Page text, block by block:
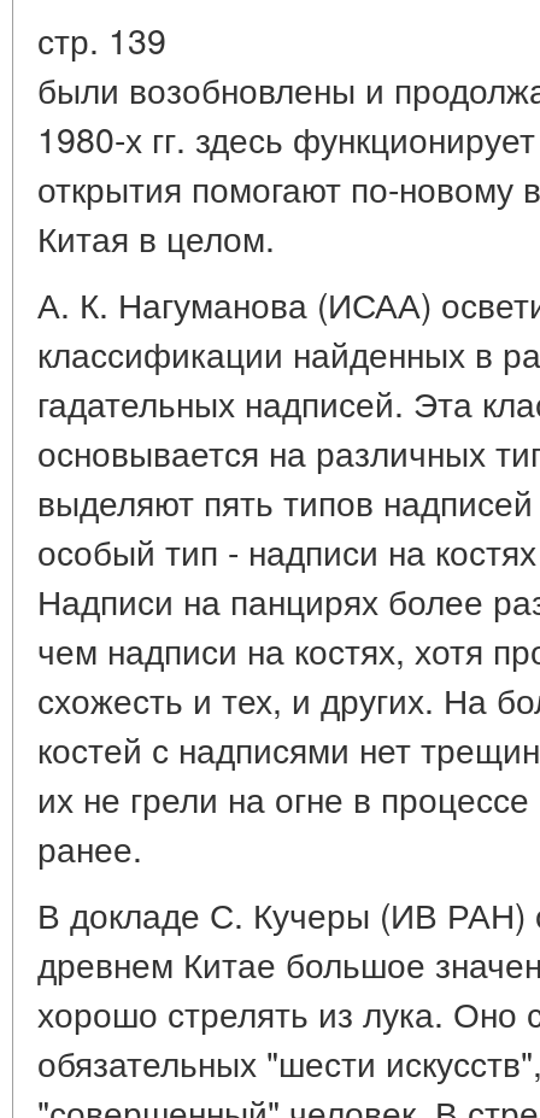
стр. 139
были возобновлены и
1980-х гг. здесь
открытия помогают по-новому
Китая в целом.
А. К. Нагуманова (ИСАА)
классификации найденных в
гадательных надписей. Эта
основывается на различных
выделяют пять типов
особый тип - надписи на
Надписи на панцирях более
чем надписи на костях, хотя
схожесть и тех, и других. На
костей с надписями нет
их не грели на огне в
ранее.
В докладе С. Кучеры (ИВ РАН)
древнем Китае большое
хорошо стрелять из лука. Оно
обязательных "шести